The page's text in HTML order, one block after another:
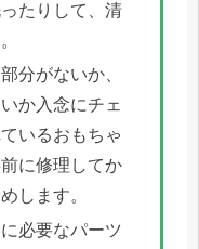
たりして、清
分がないか、
か入念にチェ
いるおもちゃ
に修理してか
します。
に必要なパーツ